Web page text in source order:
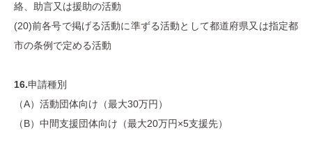
絡、助言又は援助の活動
(20)前各号で掲げる活動に準ずる活動として都道府県又は指定都
市の条例で定める活動
16.申請種別
（A）活動団体向け（最大30万円）
（B）中間支援団体向け（最大20万円×5支援先）